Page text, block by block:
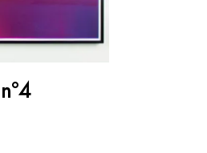
AU PANIER